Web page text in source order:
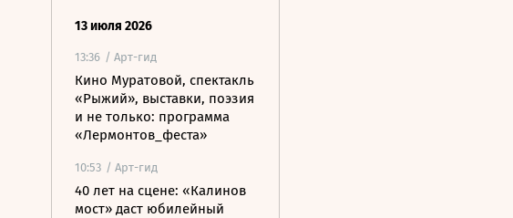
13 июля 2026
13:36 / Арт-гид
Кино Муратовой, спектакль
«Рыжий», выставки, поэзия
и не только: программа
«Лермонтов_феста»
10:53 / Арт-гид
40 лет на сцене: «Калинов
мост» даст юбилейный